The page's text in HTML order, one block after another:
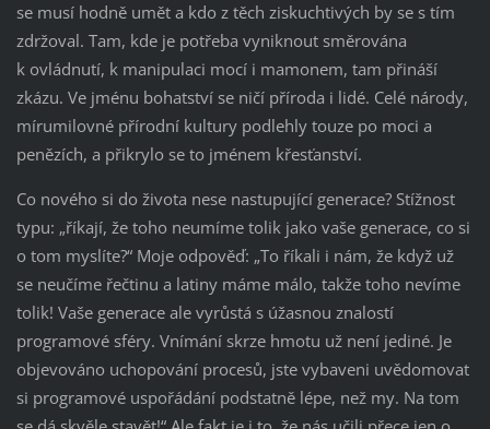
se musí hodně umět a kdo z těch ziskuchtivých by se s tím
zdržoval. Tam, kde je potřeba vyniknout směrována
k ovládnutí, k manipulaci mocí i mamonem, tam přináší
zkázu. Ve jménu bohatství se ničí příroda i lidé. Celé národy,
mírumilovné přírodní kultury podlehly touze po moci a
penězích, a přikrylo se to jménem křesťanství.
Co nového si do života nese nastupující generace? Stížnost
typu: „říkají, že toho neumíme tolik jako vaše generace, co si
o tom myslíte?“ Moje odpověď: „To říkali i nám, že když už
se neučíme řečtinu a latiny máme málo, takže toho nevíme
tolik! Vaše generace ale vyrůstá s úžasnou znalostí
programové sféry. Vnímání skrze hmotu už není jediné. Je
objevováno uchopování procesů, jste vybaveni uvědomovat
si programové uspořádání podstatně lépe, než my. Na tom